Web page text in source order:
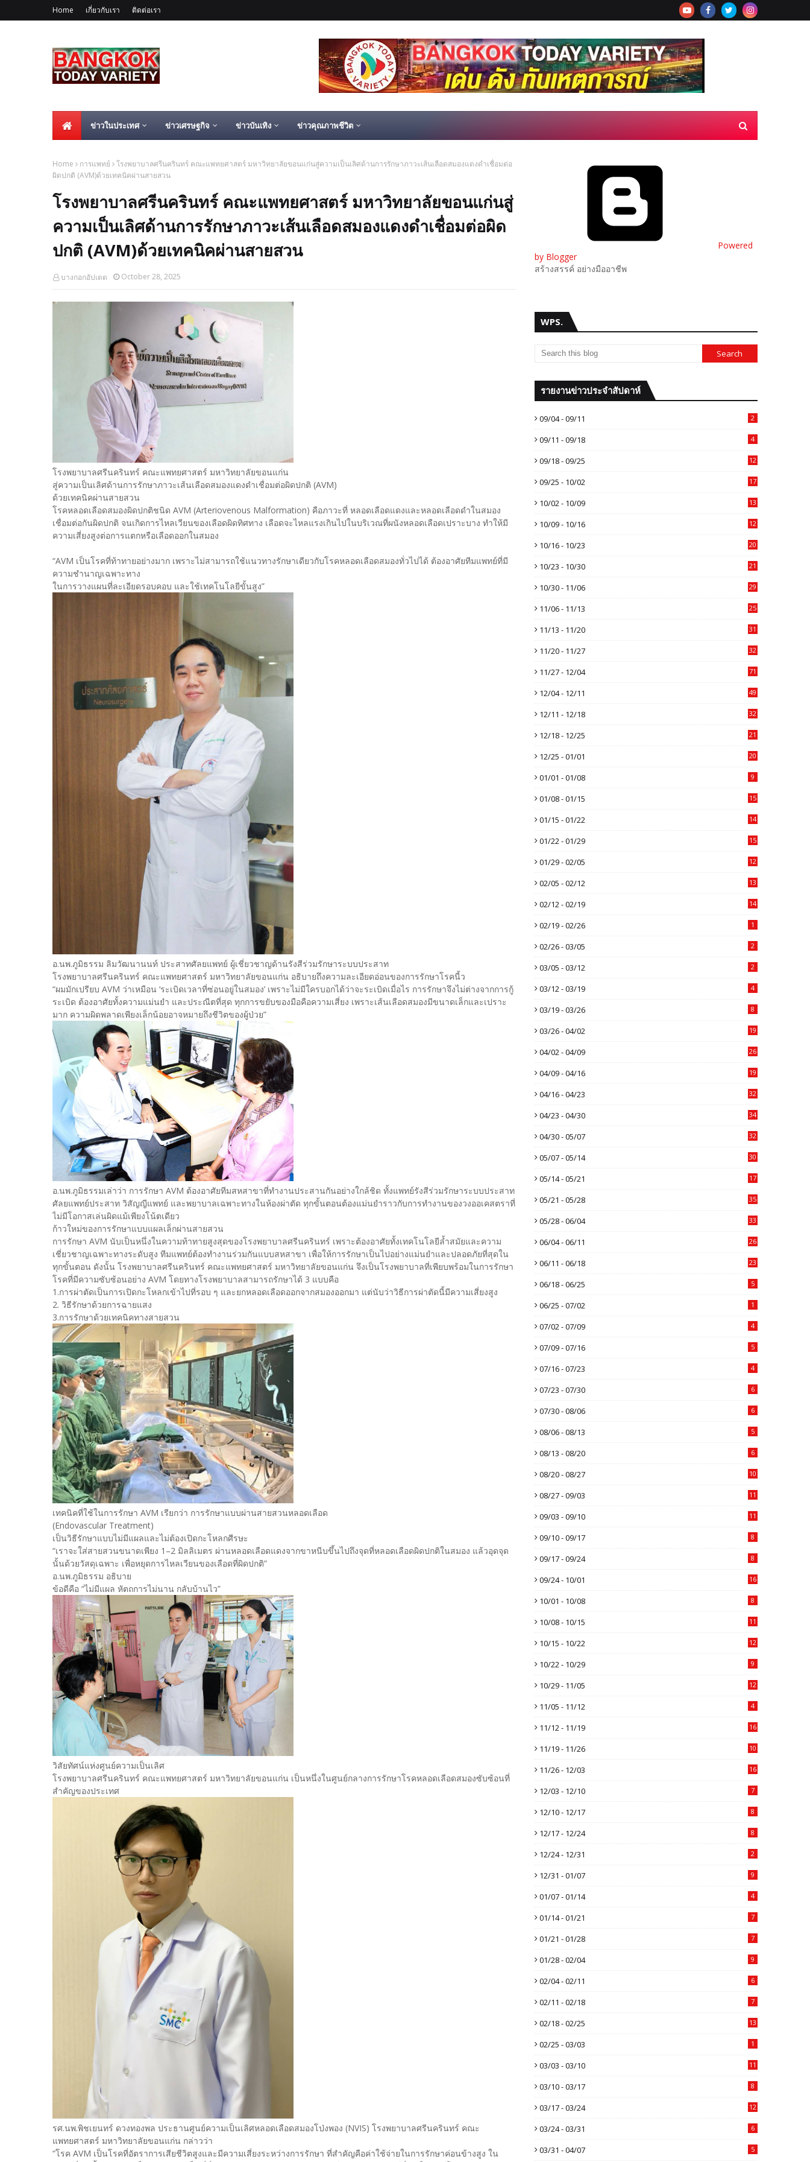
Home เกี่ยวกับเรา ติดต่อเรา
ข่าวในประเทศ ข่าวเศรษฐกิจ ข่าวบันเทิง ข่าวคุณภาพชีวิต
Home การแพทย์
โรงพยาบาลศรีนครินทร์ คณะแพทยศาสตร์ มหาวิทยาลัยขอนแก่นสู่ความเป็นเลิศด้านการรักษาภาวะเส้นเลือดสมองแดงดำเชื่อมต่อ
ผิดปกติ (AVM)ด้วยเทคนิคผ่านสายสวน
โรงพยาบาลศรีนครินทร์ คณะแพทยศาสตร์ มหาวิทยาลัยขอนแก่นสู่
ความเป็นเลิศด้านการรักษาภาวะเส้นเลือดสมองแดงดำเชื่อมต่อผิด
ปกติ (AVM)ด้วยเทคนิคผ่านสายสวน
บางกอกอัปเดต October 28, 2025
โรงพยาบาลศรีนครินทร์ คณะแพทยศาสตร์ มหาวิทยาลัยขอนแก่น
สู่ความเป็นเลิศด้านการรักษาภาวะเส้นเลือดสมองแดงดำเชื่อมต่อผิดปกติ (AVM)
ด้วยเทคนิคผ่านสายสวน
โรคหลอดเลือดสมองผิดปกติชนิด AVM (Arteriovenous Malformation) คือภาวะที่ หลอดเลือดแดงและหลอดเลือดดำในสมอง
เชื่อมต่อกันผิดปกติ จนเกิดการไหลเวียนของเลือดผิดทิศทาง เลือดจะไหลแรงเกินไปในบริเวณที่ผนังหลอดเลือดเปราะบาง ทำให้มี
ความเสี่ยงสูงต่อการแตกหรือเลือดออกในสมอง
“AVM เป็นโรคที่ท้าทายอย่างมาก เพราะไม่สามารถใช้แนวทางรักษาเดียวกับโรคหลอดเลือดสมองทั่วไปได้ ต้องอาศัยทีมแพทย์ที่มี
ความชำนาญเฉพาะทาง
ในการวางแผนที่ละเอียดรอบคอบ และใช้เทคโนโลยีขั้นสูง”
อ.นพ.ภูมิธรรม ลิมวัฒนานนท์ ประสาทศัลยแพทย์ ผู้เชี่ยวชาญด้านรังสีร่วมรักษาระบบประสาท
โรงพยาบาลศรีนครินทร์ คณะแพทยศาสตร์ มหาวิทยาลัยขอนแก่น อธิบายถึงความละเอียดอ่อนของการรักษาโรคนี้ว
“ผมมักเปรียบ AVM ว่าเหมือน ‘ระเบิดเวลาที่ซ่อนอยู่ในสมอง’ เพราะไม่มีใครบอกได้ว่าจะระเบิดเมื่อไร การรักษาจึงไม่ต่างจากการกู้
ระเบิด ต้องอาศัยทั้งความแม่นยำ และประณีตที่สุด ทุกการขยับของมือคือความเสี่ยง เพราะเส้นเลือดสมองมีขนาดเล็กและเปราะ
มาก ความผิดพลาดเพียงเล็กน้อยอาจหมายถึงชีวิตของผู้ป่วย”
อ.นพ.ภูมิธรรมเล่าว่า การรักษา AVM ต้องอาศัยทีมสหสาขาที่ทำงานประสานกันอย่างใกล้ชิด ทั้งแพทย์รังสีร่วมรักษาระบบประสาท
ศัลยแพทย์ประสาท วิสัญญีแพทย์ และพยาบาลเฉพาะทางในห้องผ่าตัด ทุกขั้นตอนต้องแม่นยำราวกับการทำงานของวงออเคสตราที่
ไม่มีโอกาสเล่นผิดแม้เพียงโน้ตเดียว
ก้าวใหม่ของการรักษาแบบแผลเล็กผ่านสายสวน
การรักษา AVM นับเป็นหนึ่งในความท้าทายสูงสุดของโรงพยาบาลศรีนครินทร์ เพราะต้องอาศัยทั้งเทคโนโลยีล้ำสมัยและความ
เชี่ยวชาญเฉพาะทางระดับสูง ทีมแพทย์ต้องทำงานร่วมกันแบบสหสาขา เพื่อให้การรักษาเป็นไปอย่างแม่นยำและปลอดภัยที่สุดใน
ทุกขั้นตอน ดังนั้น โรงพยาบาลศรีนครินทร์ คณะแพทยศาสตร์ มหาวิทยาลัยขอนแก่น จึงเป็นโรงพยาบาลที่เพียบพร้อมในการรักษา
โรคที่มีความซับซ้อนอย่าง AVM โดยทางโรงพยาบาลสามารถรักษาได้ 3 แบบคือ
1.การผ่าตัดเป็นการเปิดกะโหลกเข้าไปที่รอบ ๆ และยกหลอดเลือดออกจากสมองออกมา แต่นับว่าวิธีการผ่าตัดนี้มีความเสี่ยงสูง
2. วิธีรักษาด้วยการฉายแสง
3.การรักษาด้วยเทคนิคทางสายสวน
เทคนิคที่ใช้ในการรักษา AVM เรียกว่า การรักษาแบบผ่านสายสวนหลอดเลือด
(Endovascular Treatment)
เป็นวิธีรักษาแบบไม่มีแผลและไม่ต้องเปิดกะโหลกศีรษะ
“เราจะใส่สายสวนขนาดเพียง 1–2 มิลลิเมตร ผ่านหลอดเลือดแดงจากขาหนีบขึ้นไปถึงจุดที่หลอดเลือดผิดปกติในสมอง แล้วอุดจุด
นั้นด้วยวัสดุเฉพาะ เพื่อหยุดการไหลเวียนของเลือดที่ผิดปกติ”
อ.นพ.ภูมิธรรม อธิบาย
ข้อดีคือ “ไม่มีแผล หัตถการไม่นาน กลับบ้านไว”
วิสัยทัศน์แห่งศูนย์ความเป็นเลิศ
โรงพยาบาลศรีนครินทร์ คณะแพทยศาสตร์ มหาวิทยาลัยขอนแก่น เป็นหนึ่งในศูนย์กลางการรักษาโรคหลอดเลือดสมองซับซ้อนที่
สำคัญของประเทศ
รศ.นพ.พิชเยนทร์ ดวงทองพล ประธานศูนย์ความเป็นเลิศหลอดเลือดสมองโป่งพอง (NVIS) โรงพยาบาลศรีนครินทร์ คณะ
แพทยศาสตร์ มหาวิทยาลัยขอนแก่น กล่าวว่า
“โรค AVM เป็นโรคที่อัตราการเสียชีวิตสูงและมีความเสี่ยงระหว่างการรักษา ที่สำคัญคือค่าใช้จ่ายในการรักษาค่อนข้างสูง ใน
Powered
by Blogger
สร้างสรรค์ อย่างมืออาชีพ
WPS.
รายงานข่าวประจำสัปดาห์
09/04 - 09/11 2
09/11 - 09/18 4
09/18 - 09/25 12
09/25 - 10/02 17
10/02 - 10/09 13
10/09 - 10/16 12
10/16 - 10/23 20
10/23 - 10/30 21
10/30 - 11/06 29
11/06 - 11/13 25
11/13 - 11/20 31
11/20 - 11/27 32
11/27 - 12/04 71
12/04 - 12/11 49
12/11 - 12/18 32
12/18 - 12/25 21
12/25 - 01/01 20
01/01 - 01/08 9
01/08 - 01/15 15
01/15 - 01/22 14
01/22 - 01/29 15
01/29 - 02/05 12
02/05 - 02/12 13
02/12 - 02/19 14
02/19 - 02/26 1
02/26 - 03/05 2
03/05 - 03/12 2
03/12 - 03/19 4
03/19 - 03/26 8
03/26 - 04/02 19
04/02 - 04/09 26
04/09 - 04/16 19
04/16 - 04/23 32
04/23 - 04/30 34
04/30 - 05/07 32
05/07 - 05/14 30
05/14 - 05/21 17
05/21 - 05/28 35
05/28 - 06/04 33
06/04 - 06/11 26
06/11 - 06/18 23
06/18 - 06/25 5
06/25 - 07/02 1
07/02 - 07/09 4
07/09 - 07/16 5
07/16 - 07/23 4
07/23 - 07/30 6
07/30 - 08/06 6
08/06 - 08/13 5
08/13 - 08/20 6
08/20 - 08/27 10
08/27 - 09/03 11
09/03 - 09/10 11
09/10 - 09/17 8
09/17 - 09/24 8
09/24 - 10/01 16
10/01 - 10/08 8
10/08 - 10/15 11
10/15 - 10/22 12
10/22 - 10/29 9
10/29 - 11/05 12
11/05 - 11/12 4
11/12 - 11/19 16
11/19 - 11/26 10
11/26 - 12/03 16
12/03 - 12/10 7
12/10 - 12/17 8
12/17 - 12/24 8
12/24 - 12/31 2
12/31 - 01/07 9
01/07 - 01/14 4
01/14 - 01/21 7
01/21 - 01/28 7
01/28 - 02/04 9
02/04 - 02/11 6
02/11 - 02/18 7
02/18 - 02/25 13
02/25 - 03/03 1
03/03 - 03/10 11
03/10 - 03/17 8
03/17 - 03/24 12
03/24 - 03/31 6
03/31 - 04/07 5